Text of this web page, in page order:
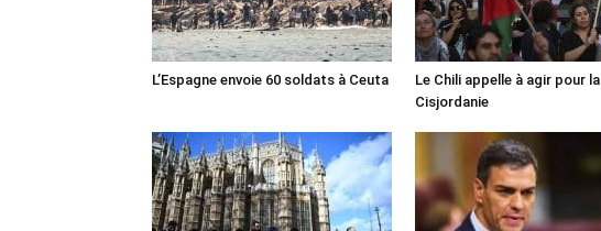
L’Espagne envoie 60 soldats à Ceuta
Le Chili appelle à agir pour la
Cisjordanie